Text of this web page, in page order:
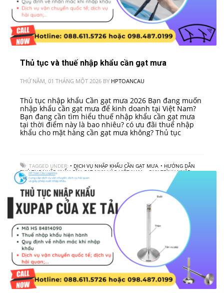
Thủ tục và thuế nhập khẩu cần gạt mưa
THỨ NĂM, 01 THÁNG MỘT 2026 BY HPTOANCAU
Thủ tục nhập khẩu Cần gạt mưa 2026 Bạn đang muốn
nhập khẩu cần gạt mưa để kinh doanh tại Việt Nam?
Bạn đang cần tìm hiểu thuế nhập khẩu cần gạt mưa
tại thời điểm này là bao nhiêu? có ưu đãi thuế nhập
khẩu cho mặt hàng cần gạt mưa không? Thủ tục
TAGGED UNDER: • DỊCH VỤ NHẬP KHẨU CẦN GẠT MƯA, • HƯỚNG DẪN
THỦ TỤC NHẬP KHẨU CẦN GẠT MƯA VÀO VIỆT NAM
• QUY TRÌNH NHẬP
KHẨU CẦN GẠT MƯA,• THUẾ NHẬP KHẨU CẦN GẠT MƯA CÔNG TY LOGISTICS
VẬN CHUYỂN HÀNG HOÁ QUỐC TẾ